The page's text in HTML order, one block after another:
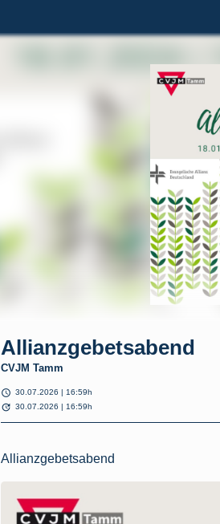
Allianzgebetsabend
CVJM Tamm
schedule 30.07.2026 | 16:59h
update 30.07.2026 | 16:59h
Allianzgebetsabend